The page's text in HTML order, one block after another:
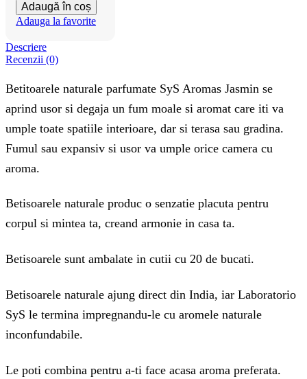
Adaugă în coș
Adauga la favorite
Descriere
Recenzii (0)
Betitoarele naturale parfumate SyS Aromas Jasmin se
aprind usor si degaja un fum moale si aromat care iti va
umple toate spatiile interioare, dar si terasa sau gradina.
Fumul sau expansiv si usor va umple orice camera cu
aroma.
Betisoarele naturale produc o senzatie placuta pentru
corpul si mintea ta, creand armonie in casa ta.
Betisoarele sunt ambalate in cutii cu 20 de bucati.
Betisoarele naturale ajung direct din India, iar Laboratorio
SyS le termina impregnandu-le cu aromele naturale
inconfundabile.
Le poti combina pentru a-ti face acasa aroma preferata.